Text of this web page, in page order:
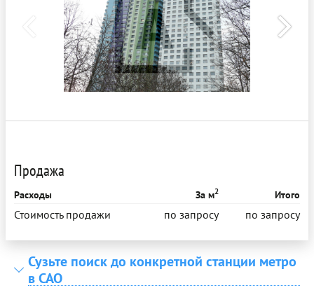
Продажа
Расходы За м2 Итого
Стоимость продажи по запросу по запросу
Сузьте поиск до конкретной станции метро
в САО